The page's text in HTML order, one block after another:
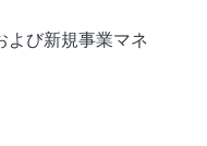
よび新規事業マネ